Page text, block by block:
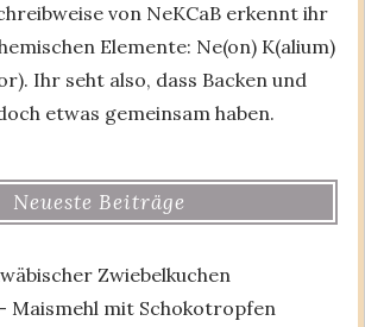
von NeKCaB erkennt ihr
Elemente: Ne(on) K(alium)
Ihr seht also, dass Backen und
etwas gemeinsam haben.
Neueste Beiträge
Zwiebelkuchen
Maismehl mit Schokotropfen